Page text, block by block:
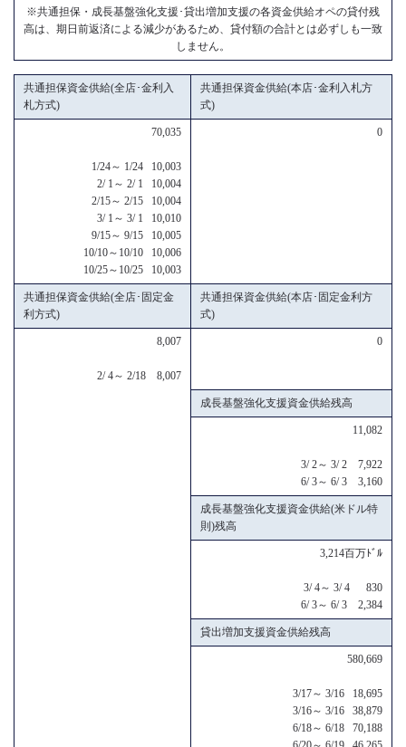
※共通担保・成長基盤強化支援･貸出増加支援の各資金供給オペの貸付残
高は、期日前返済による減少があるため、貸付額の合計とは必ずしも一致
しません。
共通担保資金供給(全店･金利入
札方式)
共通担保資金供給(本店･金利入札方
式)
70,035
1/24～ 1/24 10,003
2/ 1～ 2/ 1 10,004
2/15～ 2/15 10,004
3/ 1～ 3/ 1 10,010
9/15～ 9/15 10,005
10/10～10/10 10,006
10/25～10/25 10,003
0
共通担保資金供給(全店･固定金
利方式)
共通担保資金供給(本店･固定金利方
式)
8,007
2/ 4～ 2/18 8,007
0
成長基盤強化支援資金供給残高
11,082
3/ 2～ 3/ 2 7,922
6/ 3～ 6/ 3 3,160
成長基盤強化支援資金供給(米ドル特
則)残高
3,214百万ﾄﾞﾙ
3/ 4～ 3/ 4 830
6/ 3～ 6/ 3 2,384
貸出増加支援資金供給残高
580,669
3/17～ 3/16 18,695
3/16～ 3/16 38,879
6/18～ 6/18 70,188